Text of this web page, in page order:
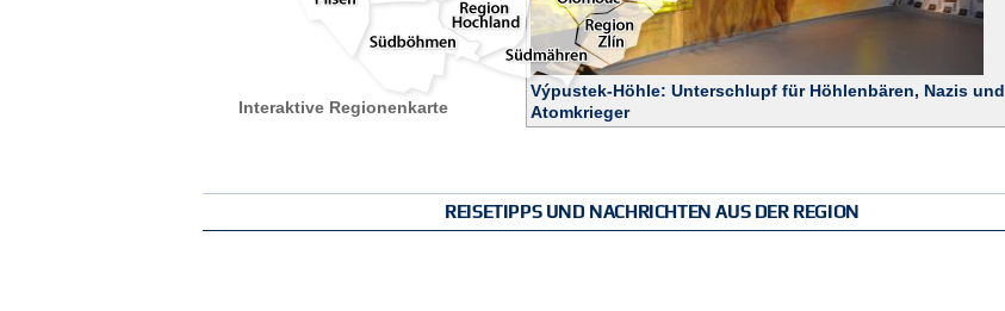
Interaktive Regionenkarte
Výpustek-Höhle: Unterschlupf für Höhlenbären, Nazis und
Atomkrieger
REISETIPPS UND NACHRICHTEN AUS DER REGION